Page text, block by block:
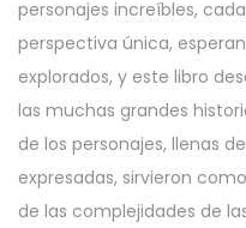
personajes increíbles,
perspectiva única,
explorados, y este libro
las muchas grandes
de los personajes, llenas
expresadas, sirvieron
de las complejidades de